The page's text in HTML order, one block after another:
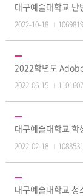
대구예술대학교 난
2022-10-18 1069819
2022학년도
2022-06-15 1101607
대구예술대학교
2022-02-18 1083531
대구예술대학교